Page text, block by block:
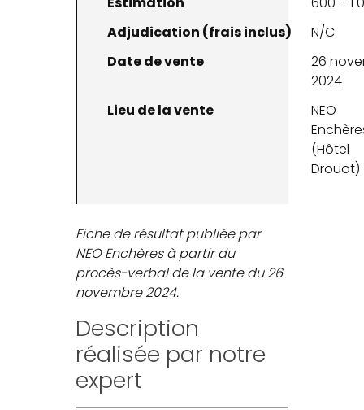
Adjudication (frais inclus)
N/C
Date de vente
26
2024
Lieu de la vente
NEO
(Hôtel
Drouot)
Fiche de résultat publiée par
NEO Enchères à partir du
procès-verbal de la vente du 26
novembre 2024.
Description
réalisée par notre
expert